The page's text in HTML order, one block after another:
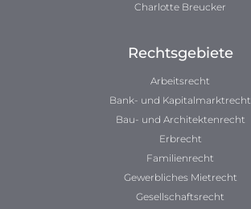
Charlotte Breucker
Rechtsgebiete
Arbeitsrecht
Bank- und Kapitalmarktrecht
Bau- und Architektenrecht
Erbrecht
Familienrecht
Gewerbliches Mietrecht
Gesellschaftsrecht